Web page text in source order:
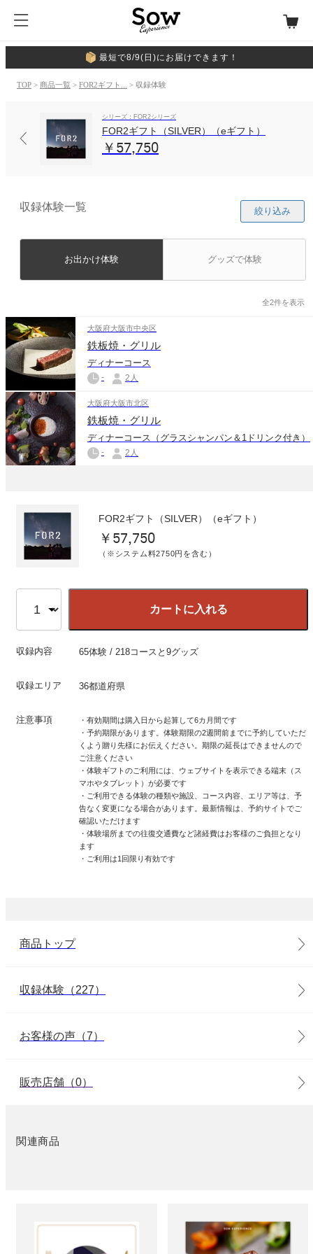
最短で8/9(日)にお届けできます！
TOP > 商品一覧 > FOR2ギフト... > 収録体験
シリーズ：FOR2シリーズ
FOR2ギフト（SILVER）（eギフト）
￥57,750
収録体験一覧 絞り込み
お出かけ体験 グッズで体験
全2件を表示
大阪府大阪市中央区
鉄板焼・グリル
ディナーコース
- 2人
大阪府大阪市北区
鉄板焼・グリル
ディナーコース（グラスシャンパン＆1ドリンク付き）
- 2人
FOR2ギフト（SILVER）（eギフト）
￥57,750
（※システム料2750円を含む）
カートに入れる
収録内容 65体験 / 218コースと9グッズ
収録エリア 36都道府県
注意事項
・有効期間は購入日から起算して6カ月間です
・予約期限があります。体験期限の2週間前までに予約していただ
くよう贈り先様にお伝えください。期限の延長はできませんので
ご注意ください
・体験ギフトのご利用には、ウェブサイトを表示できる端末（ス
マホやタブレット）が必要です
・ご利用できる体験の種類や施設、コース内容、エリア等は、予
告なく変更になる場合があります。最新情報は、予約サイトでご
確認いただけます
・体験場所までの往復交通費など諸経費はお客様のご負担となり
ます
・ご利用は1回限り有効です
商品トップ
収録体験（227）
お客様の声（7）
販売店舗（0）
関連商品